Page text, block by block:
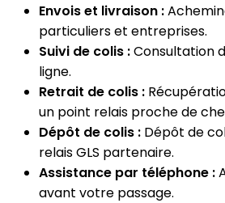
Envois et livraison :
particuliers et entreprises.
Suivi de colis :Consultation
ligne.
Retrait de colis :
un point relais proche de
Dépôt de colis : Dépôt de
relais GLS partenaire.
Assistance par téléphone :
avant votre passage.